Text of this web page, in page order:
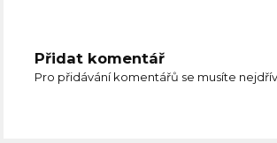
Přidat komentář
Pro přidávání komentářů se musíte